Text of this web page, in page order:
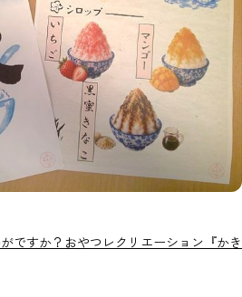
ですか？おやつレクリエーション『かき